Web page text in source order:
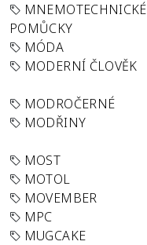
MNEMOTECHNICKÉ
POMŮCKY
MÓDA
MODERNÍ ČLOVĚK
MODROČERNÉ
MODŘINY
MOST
MOTOL
MOVEMBER
MPC
MUGCAKE